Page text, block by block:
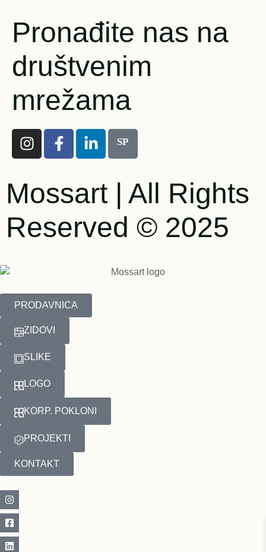
Pronađite nas na
društvenim
mrežama
SP
Mossart | All Rights
Reserved © 2025
PRODAVNICA
ZIDOVI
SLIKE
LOGO
KORP. POKLONI
PROJEKTI
KONTAKT